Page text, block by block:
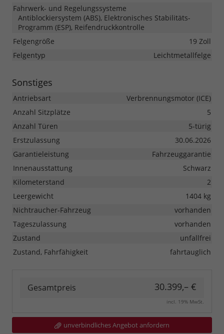
Fahrwerk- und Regelungssysteme
Antiblockiersystem (ABS), Elektronisches Stabilitäts-
Programm (ESP), Reifendruckkontrolle
Felgengröße
19 Zoll
Felgentyp
Leichtmetallfelge
Sonstiges
Antriebsart
Verbrennungsmotor (ICE)
Anzahl Sitzplätze
5
Anzahl Türen
5-türig
Erstzulassung
30.06.2026
Garantieleistung
Fahrzeuggarantie
Innenausstattung
Schwarz
Kilometerstand
2
Leergewicht
1404 kg
Nichtraucher-Fahrzeug
vorhanden
Tageszulassung
vorhanden
Zustand
unfallfrei
Zustand, Fahrfähigkeit
fahrtauglich
Gesamtpreis 30.399,– €
incl. 19% MwSt.
unverbindliches Angebot anfordern